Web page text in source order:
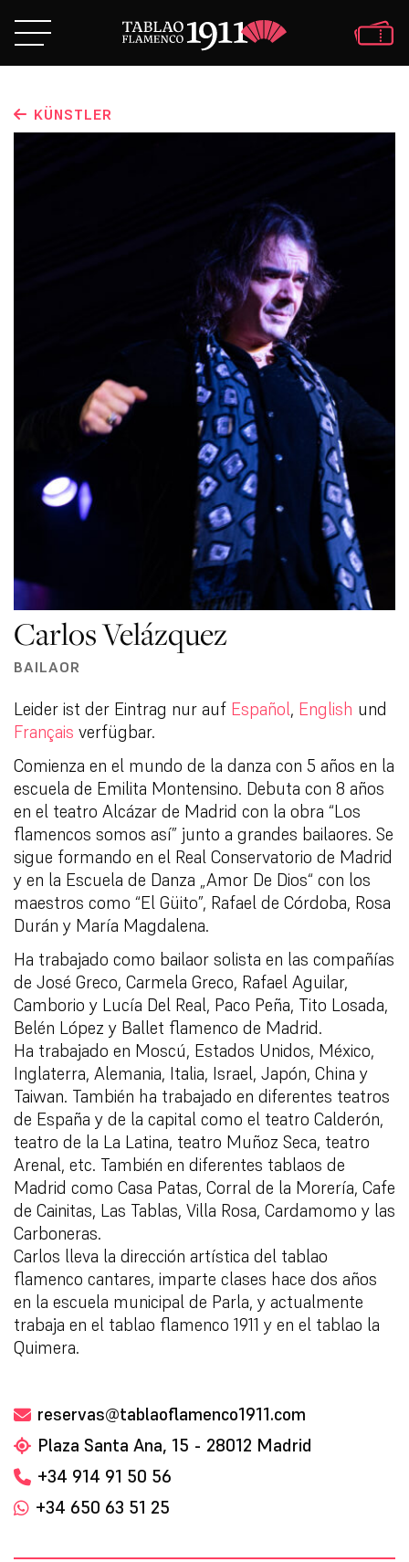
KÜNSTLER
Carlos Velázquez
BAILAOR
Leider ist der Eintrag nur auf Español, English und
Français verfügbar.
Comienza en el mundo de la danza con 5 años en la
escuela de Emilita Montensino. Debuta con 8 años
en el teatro Alcázar de Madrid con la obra “Los
flamencos somos así” junto a grandes bailaores. Se
sigue formando en el Real Conservatorio de Madrid
y en la Escuela de Danza „Amor De Dios“ con los
maestros como “El Güito”, Rafael de Córdoba, Rosa
Durán y María Magdalena.
Ha trabajado como bailaor solista en las compañías
de José Greco, Carmela Greco, Rafael Aguilar,
Camborio y Lucía Del Real, Paco Peña, Tito Losada,
Belén López y Ballet flamenco de Madrid.
Ha trabajado en Moscú, Estados Unidos, México,
Inglaterra, Alemania, Italia, Israel, Japón, China y
Taiwan. También ha trabajado en diferentes teatros
de España y de la capital como el teatro Calderón,
teatro de la La Latina, teatro Muñoz Seca, teatro
Arenal, etc. También en diferentes tablaos de
Madrid como Casa Patas, Corral de la Morería, Cafe
de Cainitas, Las Tablas, Villa Rosa, Cardamomo y las
Carboneras.
Carlos lleva la dirección artística del tablao
flamenco cantares, imparte clases hace dos años
en la escuela municipal de Parla, y actualmente
trabaja en el tablao flamenco 1911 y en el tablao la
Quimera.
reservas@tablaoflamenco1911.com
Plaza Santa Ana, 15 - 28012 Madrid
+34 914 91 50 56
+34 650 63 51 25